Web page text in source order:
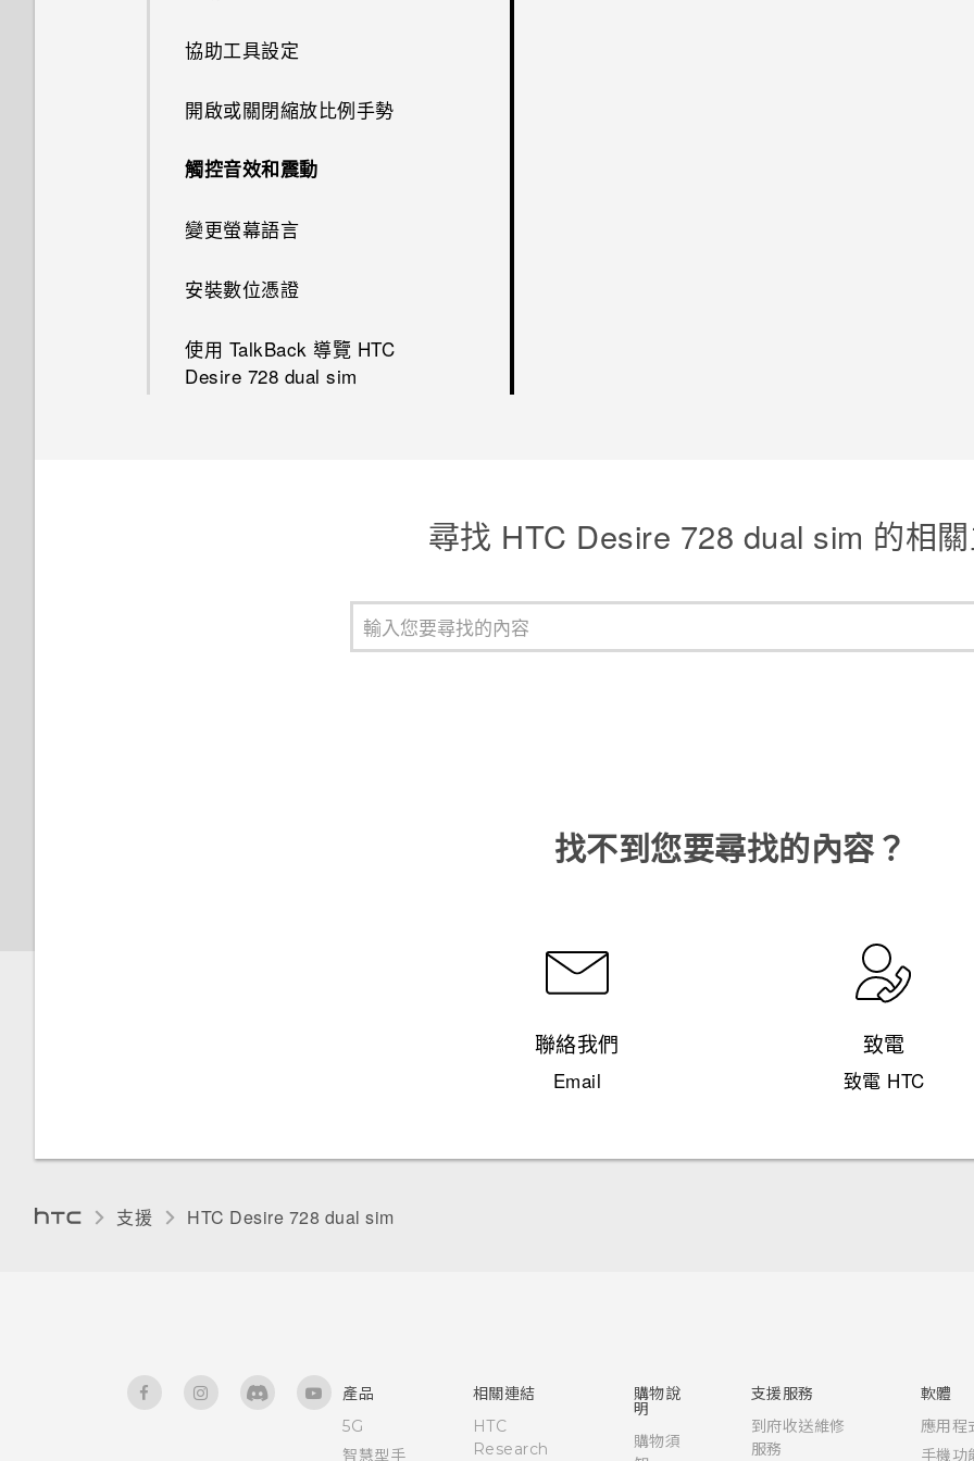
何謂 HTC Sense 首頁小工具？
設定 HTC Sense 首頁小工具
設定住家及工作位置
開啟或關閉鎖定螢幕通知
與鎖定螢幕通知互動
HTC BlinkFeed 通知
用程式
排列應用程式
使用前後合拍模式
拍攝全景相片
使用 HDR
慢動作錄影
手動調整相機設定
將設定另存為拍攝模式
將音樂傳送至支援 Qualcomm
用程式
管理電子郵件訊息
搜尋電子郵件訊息
關於 Google 地圖
在地圖上移動
搜尋位置
規劃路線
觀賞 YouTube
建立影片播放清單
錄音
(硬體重設)
協助工具設定
開啟或關閉縮放比例手勢
觸控音效和震動
變更螢幕語言
安裝數位憑證
使用 TalkBack 導覽 HTC
Desire 728 dual sim
尋找 HTC Desire 728 dual sim 的相
找不到您要尋找的內容？
聯絡我們
Email
致電
致電 HTC
支援 HTC Desire 728 dual sim‎
English - User manual
產品
5G
智慧型手
相關連結
HTC
Research
購物說
明
購物須
支援服務
到府收送維修
服務
軟體
應用程
手機功